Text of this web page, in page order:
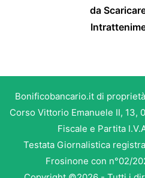
da
Bonificobancario.it di
Corso Vittorio Emanuele II, 13,
Fiscale e Partita
Testata Giornalistica
Frosinone con n°02/